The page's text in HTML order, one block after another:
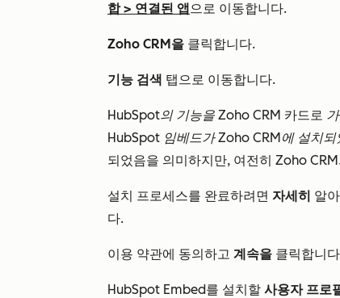
합> 연결된 앱으로 이동합니다.
Zoho CRM을 클릭합니다.
기능 검색 탭으로 이동합니다.
HubSpot의 기능을 Zoho CRM 카드로
HubSpot 임베드가 Zoho CRM에 설치되
되었음을 의미하지만, 여전히 Zoho
설치 프로세스를 완료하려면 자세히 알
다.
이용 약관에 동의하고 계속을 클릭합니
HubSpot Embed를 설치할 사용자 프로